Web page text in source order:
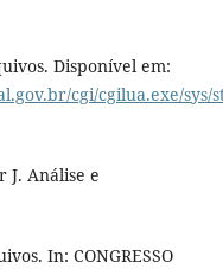
Disponível em:
cgi/cgilua.exe/sys/
J. Análise e
In: CONGRESSO